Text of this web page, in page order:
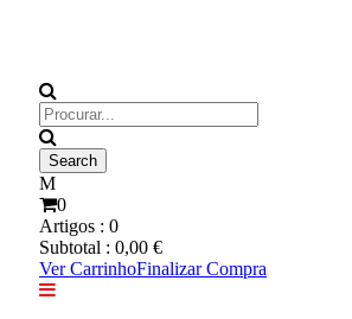
0
Artigos : 0
Subtotal : 0,00 €
Ver CarrinhoFinalizar Compra